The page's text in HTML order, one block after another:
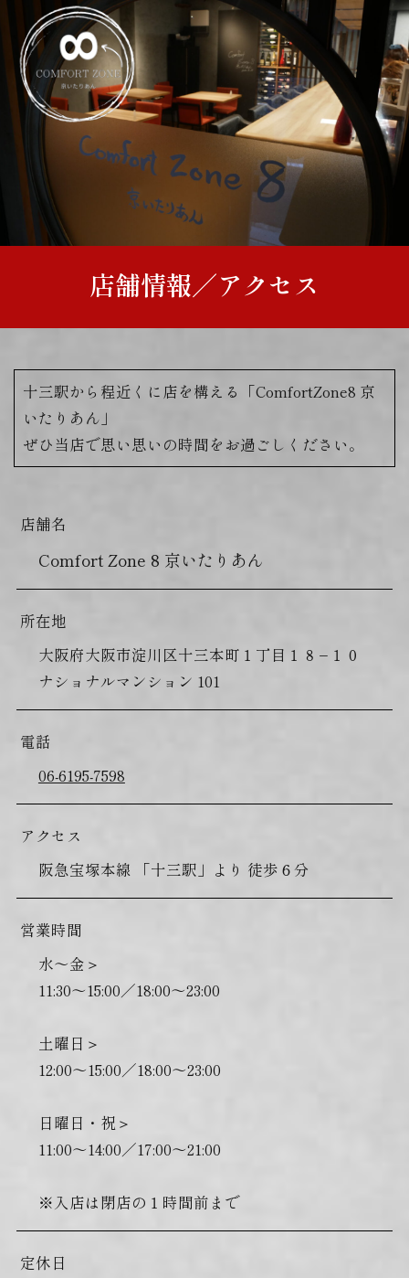
店舗情報／アクセス
十三駅から程近くに店を構える「ComfortZone8 京
いたりあん」
ぜひ当店で思い思いの時間をお過ごしください。
店舗名
Comfort Zone 8 京いたりあん
所在地
大阪府大阪市淀川区十三本町１丁目１８−１０
ナショナルマンション 101
電話
06-6195-7598
アクセス
阪急宝塚本線 「十三駅」より 徒歩６分
営業時間
水〜金＞
11:30～15:00／18:00～23:00
土曜日＞
12:00～15:00／18:00～23:00
日曜日・祝＞
11:00〜14:00／17:00〜21:00
※入店は閉店の１時間前まで
定休日